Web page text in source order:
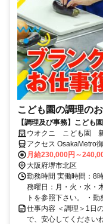
こども園の調理の
【調理及び事務】こども
ウオクニ こども園
アクセス OsakaMetro
堺市（ＪＲ）徒歩約16
18分
月給230,000円～
大阪府堺市北区
勤務時間 実働時間：8
務曜日：月・火・水・
トを参照下さい。 ・勤
仕事内容 ＜調理＞1日
で、安心してください